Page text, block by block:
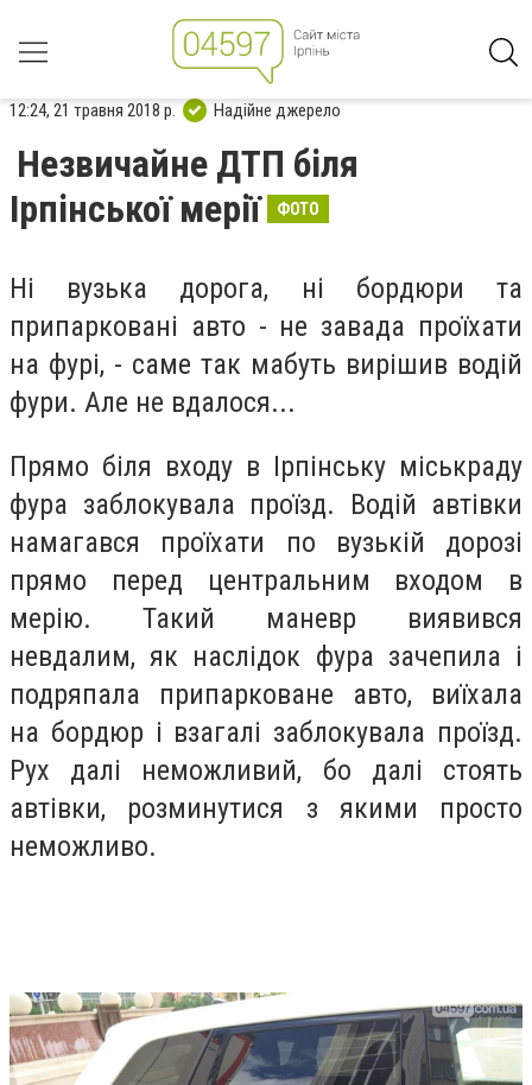
12:24, 21 травня 2018 р. Надійне джерело
Незвичайне ДТП біля
Ірпінської мерії
ФОТО
Ні вузька дорога, ні бордюри та
припарковані авто - не завада проїхати
на фурі, - саме так мабуть вирішив водій
фури. Але не вдалося...
Прямо біля входу в Ірпінську міськраду
фура заблокувала проїзд. Водій автівки
намагався проїхати по вузькій дорозі
прямо перед центральним входом в
мерію. Такий маневр виявився
невдалим, як наслідок фура зачепила і
подряпала припарковане авто, виїхала
на бордюр і взагалі заблокувала проїзд.
Рух далі неможливий, бо далі стоять
автівки, розминутися з якими просто
неможливо.